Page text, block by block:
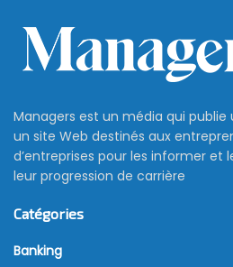
Managers est un média qui
un site Web destinés aux
d’entreprises pour les informer et
leur progression de carrière
Catégories
Banking